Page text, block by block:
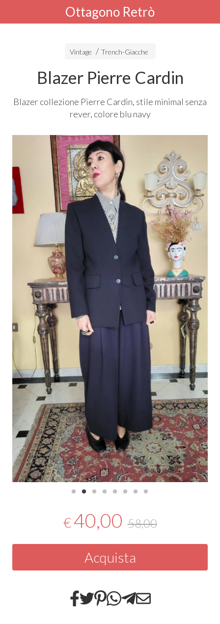
Ottagono Retrò
Vintage Trench-Giacche
Blazer Pierre Cardin
Blazer collezione Pierre Cardin, stile minimal senza
rever, colore blu navy
€40,00 58,00
Acquista